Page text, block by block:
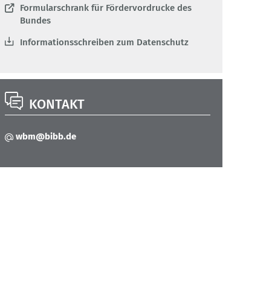
Formularschrank für Fördervordrucke des
Bundes
Informationsschreiben zum Datenschutz
KONTAKT
wbm@bibb.de